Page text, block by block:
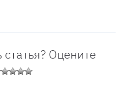
Оцените